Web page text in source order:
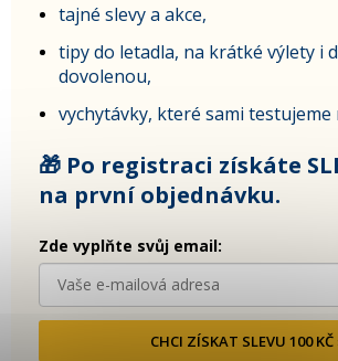
tajné slevy a akce,
tipy do letadla, na krátké výlety i
dovolenou,
vychytávky, které sami testujeme
🎁 Po registraci získáte
na první objednávku.
Zde vyplňte svůj email:
CHCI ZÍSKAT SLEVU 100 KČ